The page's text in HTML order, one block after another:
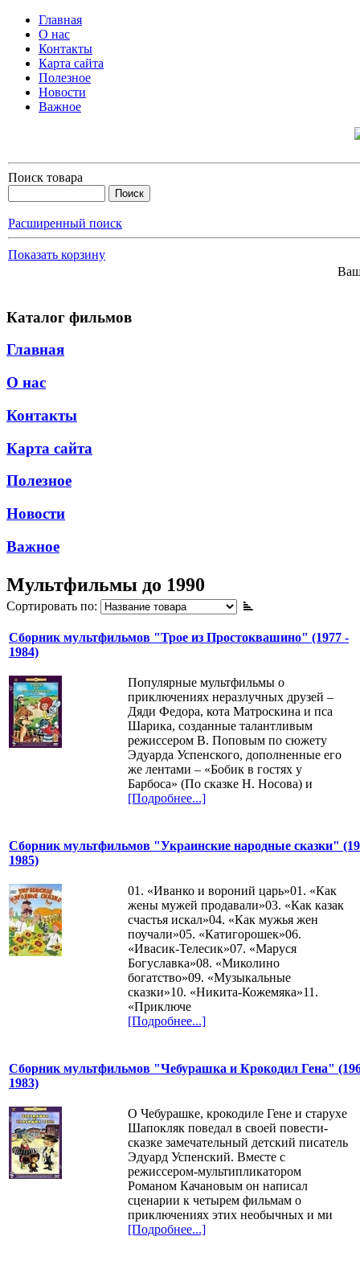
Главная
О нас
Контакты
Карта сайта
Полезное
Новости
Важное
Поиск товара
Расширенный поиск
Показать корзину
Каталог фильмов
Главная
О нас
Контакты
Карта сайта
Полезное
Новости
Важное
Мультфильмы до 1990
Сортировать по:
Сборник мультфильмов "Трое из Простоквашино" (1977 -
1984)
Популярные мультфильмы о
приключениях неразлучных друзей –
Дяди Федора, кота Матроскина и пса
Шарика, созданные талантливым
режиссером В. Поповым по сюжету
Эдуарда Успенского, дополненные его
же лентами – «Бобик в гостях у
Барбоса» (По сказке Н. Носова) и
[Подробнее...]
Сборник мультфильмов "Украинские народные сказки"
1985)
01. «Иванко и вороний царь»01. «Как
жены мужей продавали»03. «Как казак
счастья искал»04. «Как мужья жен
поучали»05. «Катигорошек»06.
«Ивасик-Телесик»07. «Маруся
Богуславка»08. «Миколино
богатство»09. «Музыкальные
сказки»10. «Никита-Кожемяка»11.
«Приключе
[Подробнее...]
Сборник мультфильмов "Чебурашка и Крокодил Гена"
1983)
О Чебурашке, крокодиле Гене и старухе
Шапокляк поведал в своей повести-
сказке замечательный детский писатель
Эдуард Успенский. Вместе с
режиссером-мультипликатором
Романом Качановым он написал
сценарии к четырем фильмам о
приключениях этих необычных и ми
[Подробнее...]